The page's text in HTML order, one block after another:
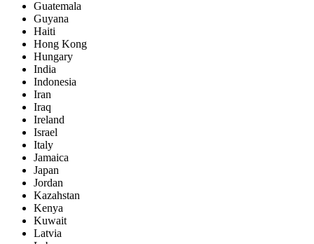
Guatemala
Guyana
Haiti
Hong Kong
Hungary
India
Indonesia
Iran
Iraq
Ireland
Israel
Italy
Jamaica
Japan
Jordan
Kazahstan
Kenya
Kuwait
Latvia